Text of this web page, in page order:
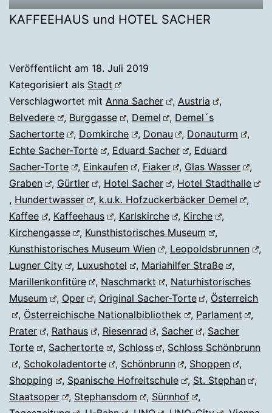
KAFFEEHAUS und HOTEL SACHER
Veröffentlicht am 18. Juli 2019
Kategorisiert als Stadt
Verschlagwortet mit Anna Sacher , Austria
,
Belvedere
, Burggasse , Demel , Demel´s
Sachertorte
, Domkirche , Donau , Donauturm
,
Echte Sacher-Torte
, Eduard Sacher , Eduard
Sacher-Torte
, Einkaufen , Fiaker , Glas Wasser
,
Graben
, Gürtler , Hotel Sacher , Hotel Stadthalle
, Hundertwasser , k.u.k. Hofzuckerbäcker Demel
,
Kaffee
, Kaffeehaus , Karlskirche , Kirche
,
Kirchengasse
, Kunsthistorisches Museum
,
Kunsthistorisches Museum Wien
, Leopoldsbrunnen
,
Lugner City
, Luxushotel , Mariahilfer Straße
,
Marillenkonfitüre
, Naschmarkt , Naturhistorisches
Museum
, Oper , Original Sacher-Torte , Österreich
, Österreichische Nationalbibliothek , Parlament
,
Prater
, Rathaus , Riesenrad , Sacher , Sacher
Torte
, Sachertorte , Schloss , Schloss Schönbrunn
, Schokoladentorte , Schönbrunn , Shoppen
,
Shopping
, Spanische Hofreitschule , St. Stephan
,
Staatsoper
, Stephansdom , Sünnhof
,